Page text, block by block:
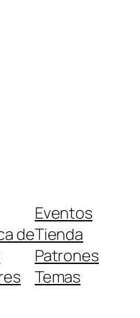
de
Eventos
Tienda
Patrones
Temas